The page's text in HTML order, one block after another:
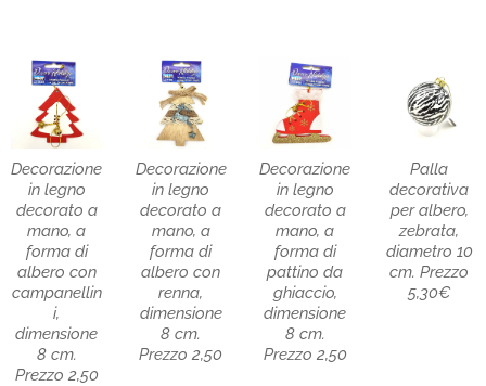
Decorazione
in legno
decorato a
mano, a
forma di
albero con
campanellin
i,
dimensione
8 cm.
Prezzo 2,50
Decorazione
in legno
decorato a
mano, a
forma di
albero con
renna,
dimensione
8 cm.
Prezzo 2,50
Decorazione
in legno
decorato a
mano, a
forma di
pattino da
ghiaccio,
dimensione
8 cm.
Prezzo 2,50
Palla
decorativa
per albero,
zebrata,
diametro 10
cm. Prezzo
5,30€